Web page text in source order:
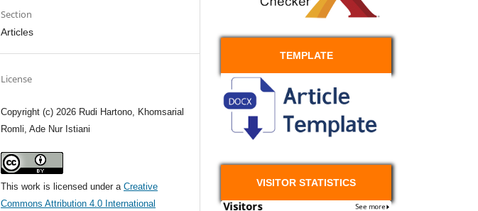
Section
Articles
License
Copyright (c) 2026 Rudi Hartono, Khomsarial
Romli, Ade Nur Istiani
This work is licensed under aCreative
Commons Attribution 4.0 International
TEMPLATE
VISITOR STATISTICS